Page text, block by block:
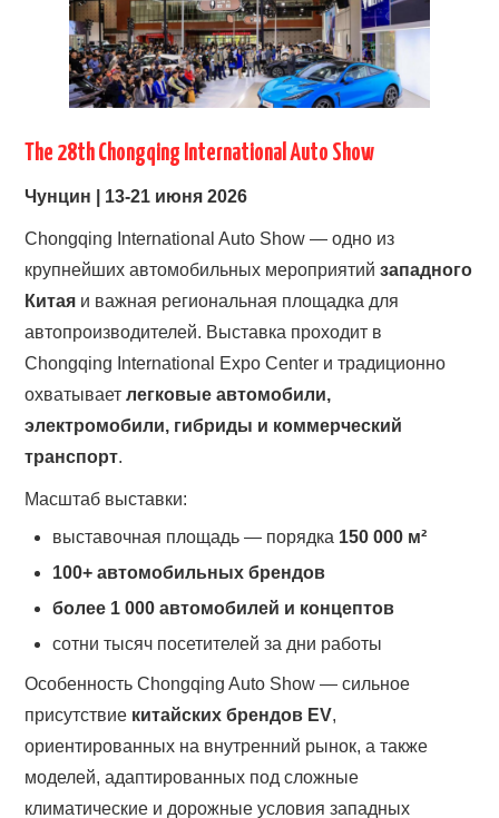
The 28th Chongqing International Auto Show
Чунцин | 13-21 июня 2026
Chongqing International Auto Show — одно из
крупнейших автомобильных мероприятийзападного
Китая и важная региональная площадка для
автопроизводителей. Выставка проходит в
Chongqing International Expo Center и традиционно
охватываетлегковые автомобили,
электромобили, гибриды и коммерческий
транспорт.
Масштаб выставки:
выставочная площадь — порядка 150 000 м²
100+ автомобильных брендов
более 1 000 автомобилей и концептов
сотни тысяч посетителей за дни работы
Особенность Chongqing Auto Show — сильное
присутствие китайских брендов EV,
ориентированных на внутренний рынок, а также
моделей, адаптированных под сложные
климатические и дорожные условия западных